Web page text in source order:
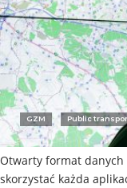
GZM Public
Otwarty format danych
skorzystać każda